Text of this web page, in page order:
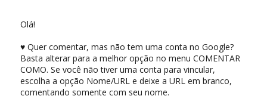
Olá!
♥ Quer comentar, mas não tem uma conta no Google?
Basta alterar para a melhor opção no menu COMENTAR
COMO. Se você não tiver uma conta para vincular,
escolha a opção Nome/URL e deixe a URL em branco,
comentando somente com seu nome.